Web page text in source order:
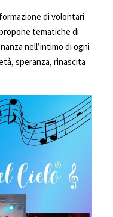
di volontari
tematiche di
nell’intimo di ogni
speranza, rinascita